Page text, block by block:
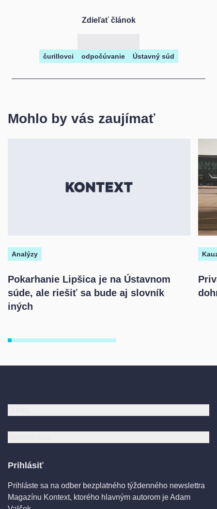
Zdieľať článok
čurillovci odpočúvanie Ústavný súd
Mohlo by vás zaujímať
Analýzy
Pokarhanie Lipšica je na Ústavnom
súde, ale riešiť sa bude aj slovník
iných
Prihlásiť
Prihláste sa na odber bezplatného týždenného newslettra
Magazínu Kontext, ktorého hlavným autorom je Adam